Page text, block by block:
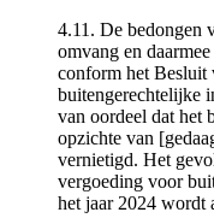
4.11. De bedongen
omvang en
conform het Besluit
buitengerechtelijke
van oordeel dat het
opzichte van
vernietigd. Het
vergoeding voor
het jaar 2024 wordt